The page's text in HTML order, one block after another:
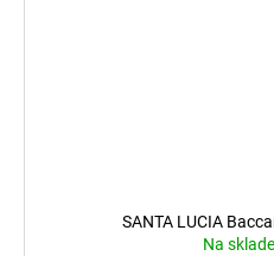
SANTA LUCIA
Na sklade